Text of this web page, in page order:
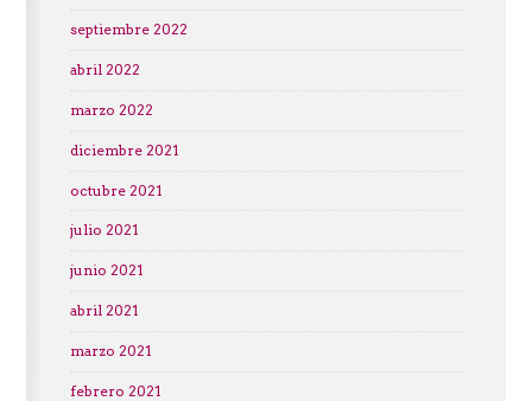
septiembre 2022
abril 2022
marzo 2022
diciembre 2021
octubre 2021
julio 2021
junio 2021
abril 2021
marzo 2021
febrero 2021